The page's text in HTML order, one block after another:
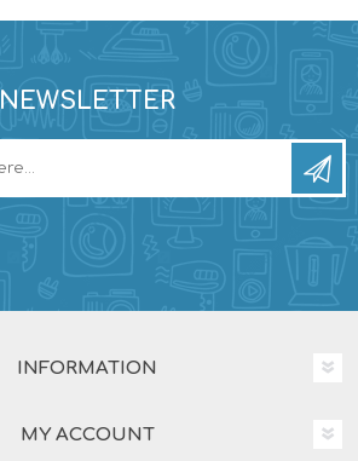
NEWSLETTER
INFORMATION
MY ACCOUNT